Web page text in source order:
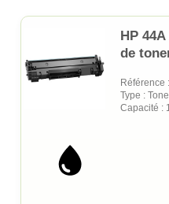
HP
de
Référence
Type :
Capacité :